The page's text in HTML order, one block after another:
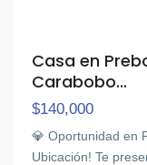
Casa en
Carabobo...
$140,000
💎 Oportunidad en
Ubicación! Te